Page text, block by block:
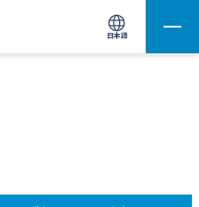
日本語
サイト内検索(Enterで実行)